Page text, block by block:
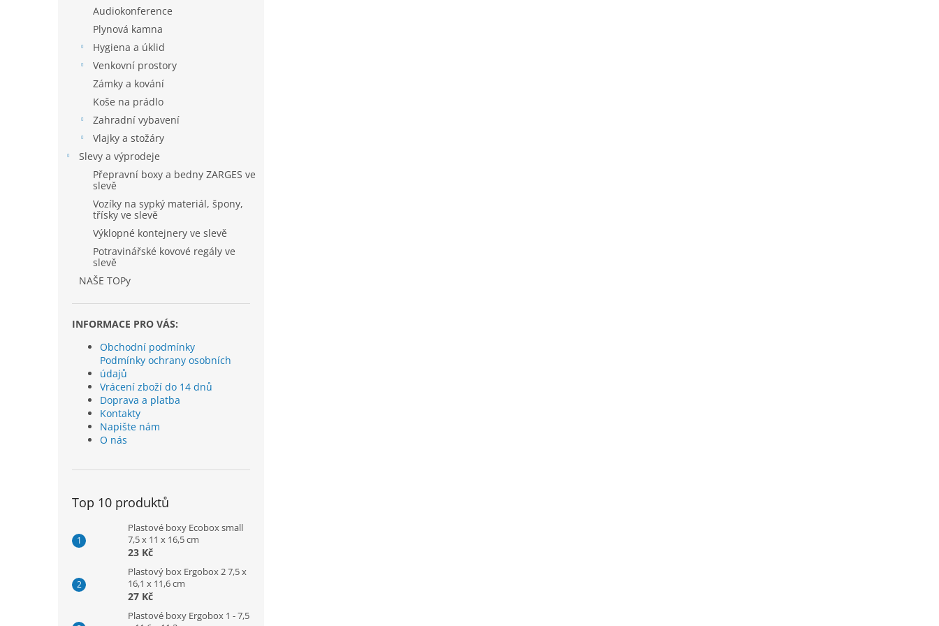
Audiokonference
Plynová kamna
Hygiena a úklid
Venkovní prostory
Zámky a kování
Koše na prádlo
Zahradní vybavení
Vlajky a stožáry
Slevy a výprodeje
Přepravní boxy a bedny ZARGES ve
slevě
Vozíky na sypký materiál, špony,
třísky ve slevě
Výklopné kontejnery ve slevě
Potravinářské kovové regály ve
slevě
NAŠE TOPy
INFORMACE PRO VÁS:
Obchodní podmínky
Podmínky ochrany osobních
údajů
Vrácení zboží do 14 dnů
Doprava a platba
Kontakty
Napište nám
O nás
Top 10 produktů
Plastové boxy Ecobox small
7,5 x 11 x 16,5 cm
23 Kč
Plastový box Ergobox 2 7,5 x
16,1 x 11,6 cm
27 Kč
Plastové boxy Ergobox 1 - 7,5